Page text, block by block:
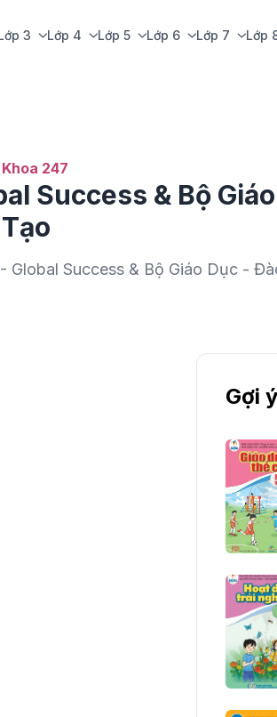
3 Lớp 4 Lớp 5 Lớp 6 Lớp 7 Lớp
247
Success & Bộ
Global Success & Bộ Giáo Dục -
Gợi